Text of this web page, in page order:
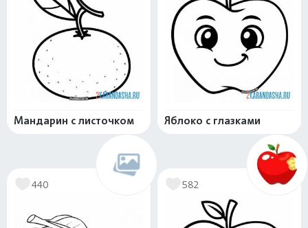
Мандарин с листочком Яблоко с глазками
440 582